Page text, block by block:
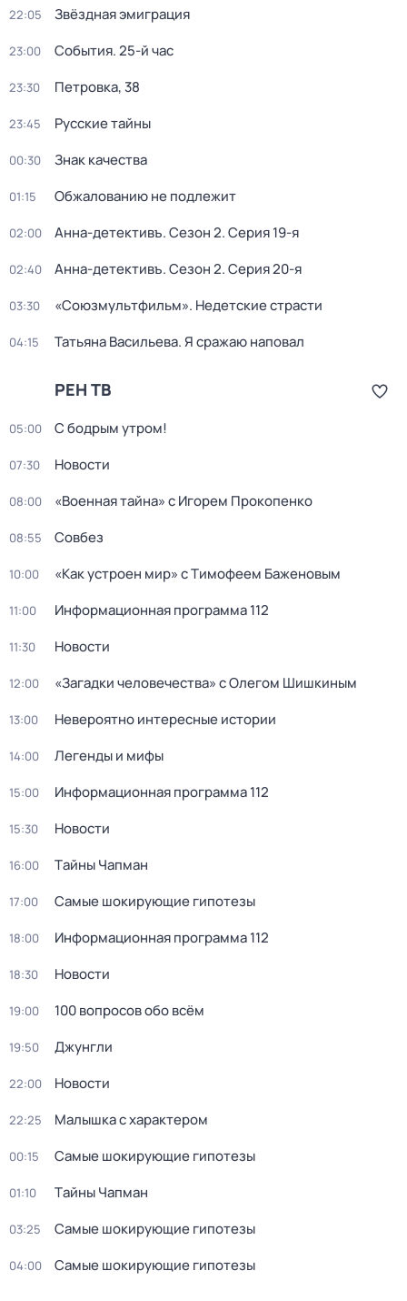
22:05 Звёздная эмиграция
23:00 События. 25-й час
23:30 Петровка, 38
23:45 Русские тайны
00:30 Знак качества
01:15 Обжалованию не подлежит
02:00 Анна-детективъ. Сезон 2. Серия 19-я
02:40 Анна-детективъ. Сезон 2. Серия 20-я
03:30 «Союзмультфильм». Недетские страсти
04:15 Татьяна Васильева. Я сражаю наповал
РЕН ТВ
05:00 С бодрым утром!
07:30 Новости
08:00 «Военная тайна» с Игорем Прокопенко
08:55 Совбез
10:00 «Как устроен мир» с Тимофеем Баженовым
11:00 Информационная программа 112
11:30 Новости
12:00 «Загадки человечества» с Олегом Шишкиным
13:00 Невероятно интересные истории
14:00 Легенды и мифы
15:00 Информационная программа 112
15:30 Новости
16:00 Тaйны Чапман
17:00 Самые шoкиpующие гипотезы
18:00 Информационная программа 112
18:30 Новости
19:00 100 вопросов обо всём
19:50 Джунгли
22:00 Новости
22:25 Малышка с характером
00:15 Самые шoкиpующие гипотезы
01:10 Тaйны Чапман
03:25 Самые шoкиpующие гипотезы
04:00 Самые шoкиpующие гипотезы